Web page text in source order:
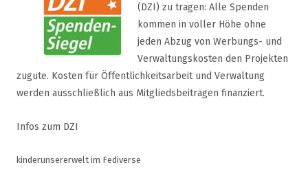
(DZI) zu tragen: Alle Spenden
kommen in voller Höhe ohne
jeden Abzug von Werbungs- und
Verwaltungskosten den Projekten
zugute. Kosten für Öffentlichkeitsarbeit und Verwaltung
werden ausschließlich aus Mitgliedsbeiträgen finanziert.
Infos zum DZI
kinderunsererwelt im Fediverse